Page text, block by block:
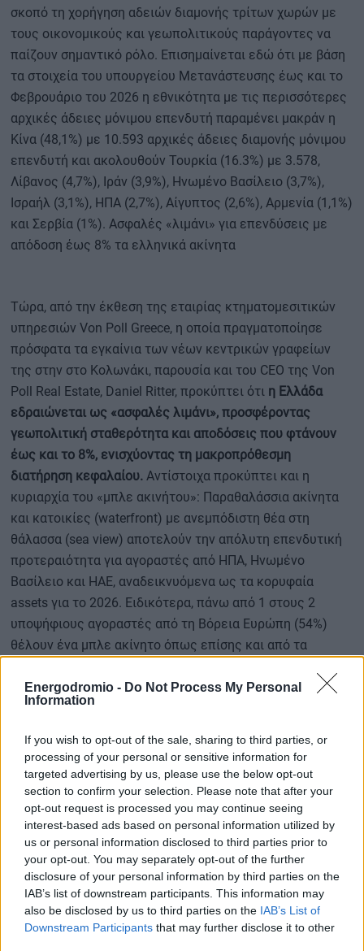
Energodromio - Do Not Process My Personal
Information
If you wish to opt-out of the sale, sharing to third parties, or
processing of your personal or sensitive information for
targeted advertising by us, please use the below opt-out
section to confirm your selection. Please note that after your
opt-out request is processed you may continue seeing
interest-based ads based on personal information utilized by
us or personal information disclosed to third parties prior to
your opt-out. You may separately opt-out of the further
disclosure of your personal information by third parties on the
IAB’s list of downstream participants. This information may
also be disclosed by us to third parties on the IAB’s List of
Downstream Participants that may further disclose it to other
σκοπό τη χορήγηση αδειών διαμονής τρίτων χωρών με
τους οικονομικούς και γεωπολιτικούς παράγοντες να
παίζουν σημαντικό ρόλο. Επισημαίνεται εδώ ότι με βάση
τα στοιχεία του υπουργείου Μετανάστευσης έως και το
Φεβρουάριο του 2026 η εθνικότητα με τις περισσότερες
αρχικές άδειες μόνιμου επενδυτή παραμένει μακράν η
Κίνα (48,1%) με 10.593 αρχικές άδειες διαμονής μόνιμου
επενδυτή και ακολουθούν Τουρκία (16.3%) με 3.578,
Λίβανος (4,7%), Ιράν (3,9%), Ηνωμένο Βασίλειο (3,7%),
Ισραήλ (3,1%), ΗΠΑ (2,7%), Αίγυπτος (2,6%), Αρμενία (1,1%)
και Σερβία (1%). Ασφαλές «λιμάνι» για επενδύσεις με
απόδοση έως 8% τα ελληνικά ακίνητα
Τώρα, από την έκθεση της εταιρίας κτηματομεσιτικών
υπηρεσιών Von Poll Greece, η οποία πραγματοποίησε
πρόσφατα τα εγκαίνια των νέων κεντρικών γραφείων
της στην στο Κολωνάκι, παρουσία και του CEO της Von
Poll Real Estate, Daniel Ritter, προκύπτει ότι η Ελλάδα
εδραιώνεται ως «ασφαλές λιμάνι», προσφέροντας
γεωπολιτική σταθερότητα και αποδόσεις που φτάνουν
έως και το 8%, ενισχύοντας τη μακροπρόθεσμη
διατήρηση κεφαλαίου. Αντίστοιχα προκύπτει και η
κυριαρχία του «μπλε ακινήτου»: Παραθαλάσσια ακίνητα
και κατοικίες (waterfront) με ανεμπόδιστη θέα στη
θάλασσα (sea view) αποτελούν την απόλυτη επενδυτική
προτεραιότητα για αγοραστές από ΗΠΑ, Ηνωμένο
Βασίλειο και ΗΑΕ, αναδεικνυόμενα ως τα κορυφαία
assets για το 2026. Ειδικότερα, πάνω από 1 στους 2
υποψήφιους αγοραστές από τη Βόρεια Ευρώπη (54%)
θέλουν ένα μπλε ακίνητο όπως επίσης και από τα
ποσοστό φτάνει το 46% για τους αγοραστές από το
Ηνωμένο Βασίλειο και το 31% για τους αγοραστές από
Σύμφωνα με την κ. Ναταλί Λεονταράκη, πρόεδρο και
διευθύνουσα σύμβουλο της Von Poll Greece, «για τους
πελάτες μας, το μπλε ακίνητο αποτελεί τον απόλυτο
στόχο. Είτε πρόκειται για μια κατοικία δίπλα στο κύμα
είτε για ένα penthouse με πανοραμική θέα, η θάλασσα
είναι το στοιχείο που εγγυάται τη διαχρονική αξία του
ακινήτου». Σύμφωνα με την ίδια, σημαντικό «ατού» της